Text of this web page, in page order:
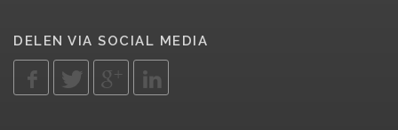
DELEN VIA SOCIAL MEDIA